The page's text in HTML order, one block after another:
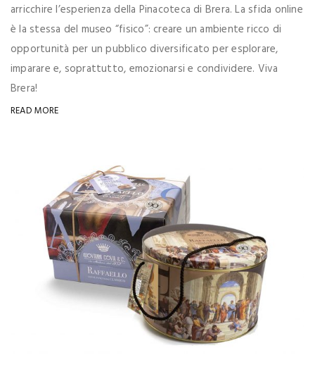
arricchire l’esperienza della Pinacoteca di Brera. La sfida online
è la stessa del museo “fisico”: creare un ambiente ricco di
opportunità per un pubblico diversificato per esplorare,
imparare e, soprattutto, emozionarsi e condividere. Viva
Brera!
READ MORE